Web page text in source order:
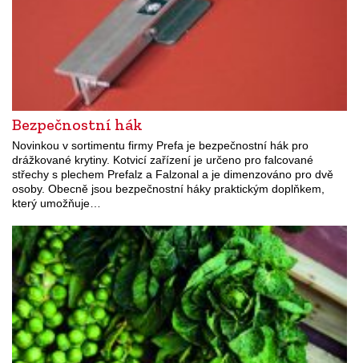
Bezpečnostní hák
Novinkou v sortimentu firmy Prefa je bezpečnostní hák pro
drážkované krytiny. Kotvicí zařízení je určeno pro falcované
střechy s plechem Prefalz a Falzonal a je dimenzováno pro dvě
osoby. Obecně jsou bezpečnostní háky praktickým doplňkem,
který umožňuje…